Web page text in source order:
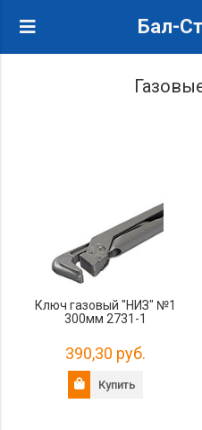
Бал-
Ключ газовый "НИЗ" №1
300мм 2731-1
390,30 руб.
Купить